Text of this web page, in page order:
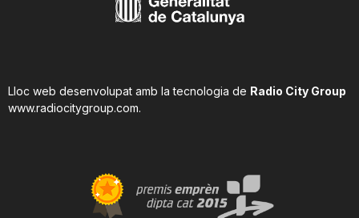
Lloc web desenvolupat amb la tecnologia de Radio City Group
www.radiocitygroup.com.